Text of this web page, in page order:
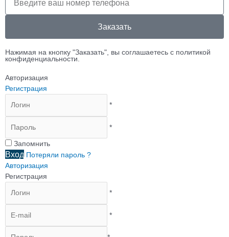
клиента
Заказать
Нажимая на кнопку "Заказать", вы соглашаетесь с политикой
конфиденциальности.
Авторизация
Регистрация
*
*
Запомнить
Вход Потеряли пароль ?
Авторизация
Регистрация
*
*